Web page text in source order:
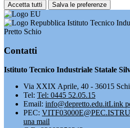
Accetta tutti Salva le preferenze
Istituto Tecnico
Pretto Schio
Contatti
Istituto Tecnico Industriale Statale
Via XXIX Aprile, 40 - 36015
Tel: Tel: 0445 52.05.15
Email: info@depretto.edu.itLink
PEC:
una mail